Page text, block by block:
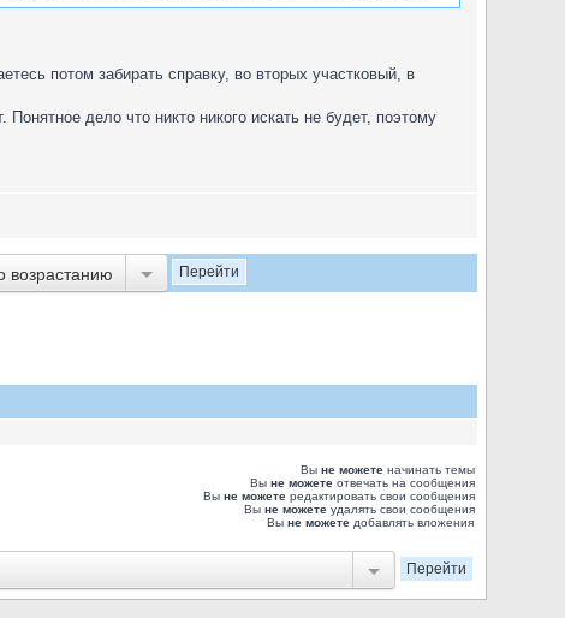
потом забирать справку, во вторых участковый, в
дело что никто никого искать не будет, поэтому
возрастанию
Вы не можете начинать темы
Вы не можете отвечать на сообщения
Вы не можете редактировать свои сообщения
Вы не можете удалять свои сообщения
Вы не можете добавлять вложения